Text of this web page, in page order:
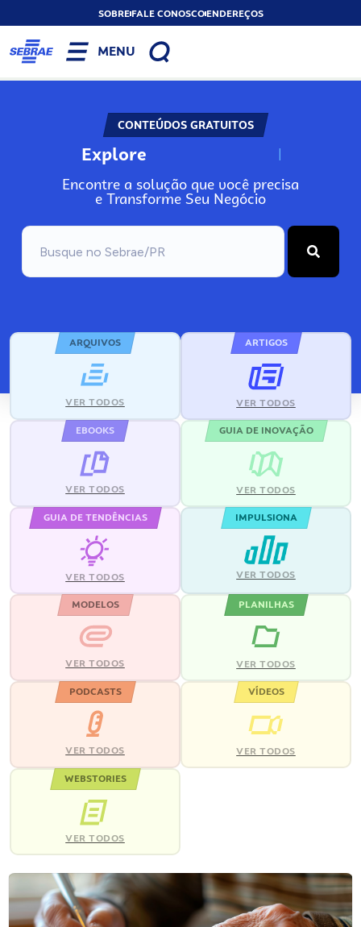
SOBREFALE CONOSCOENDEREÇOS
MENU
CONTEÚDOS GRATUITOS
Explore N
Encontre a solução que você precisa
e Transforme Seu Negócio
ARQUIVOS
VER TODOS
ARTIGOS
VER TODOS
EBOOKS
VER TODOS
GUIA DE INOVAÇÃO
VER TODOS
GUIA DE TENDÊNCIAS
VER TODOS
IMPULSIONA
VER TODOS
MODELOS
VER TODOS
PLANILHAS
VER TODOS
PODCASTS
VER TODOS
VÍDEOS
VER TODOS
WEBSTORIES
VER TODOS